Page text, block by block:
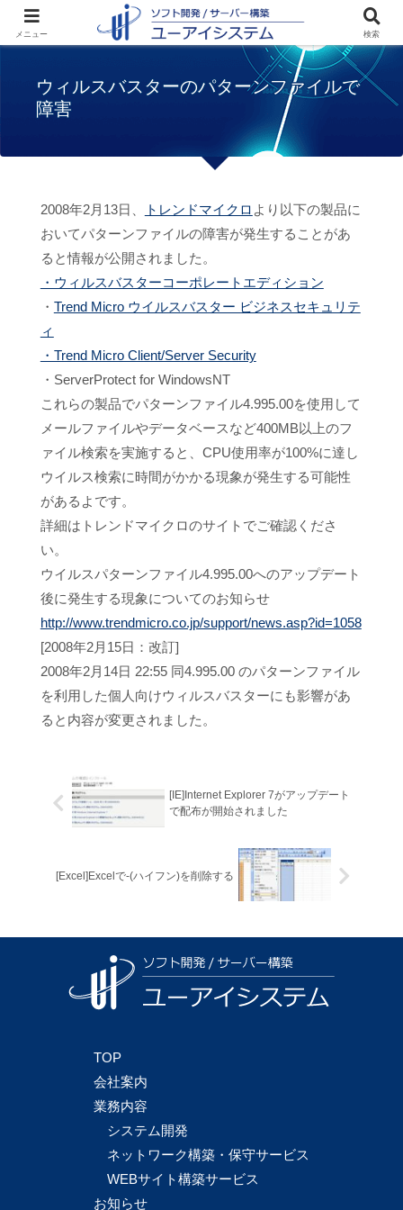
お知らせ
ウィルスバスターのパタ
ーンファイルで障害
ウィルスバスターのパターンファイルで
障害
2008年2月13日、 トレンドマイクロ より以下の製品に
おいてパターンファイルの障害が発生することがあ
ると情報が公開されました。
・ウィルスバスターコーポレートエディション
・ Trend Micro ウイルスバスター ビジネスセキュリテ
ィ
・Trend Micro Client/Server Security
・ServerProtect for WindowsNT
これらの製品でパターンファイル4.995.00を使用して
メールファイルやデータベースなど400MB以上のフ
ァイル検索を実施すると、CPU使用率が100%に達し
ウイルス検索に時間がかかる現象が発生する可能性
があるよです。
詳細はトレンドマイクロのサイトでご確認くださ
い。
ウイルスパターンファイル4.995.00へのアップデート
後に発生する現象についてのお知らせ
http://www.trendmicro.co.jp/support/news.asp?id=1058
[2008年2月15日：改訂]
2008年2月14日 22:55 同4.995.00 のパターンファイル
を利用した個人向けウィルスバスターにも影響があ
ると内容が変更されました。
[IE]Internet Explorer 7がアップデート
で配布が開始されました
[Excel]Excelで-(ハイフン)を削除する
TOP
会社案内
業務内容
システム開発
ネットワーク構築・保守サービス
WEBサイト構築サービス
お知らせ
メニュー 検索